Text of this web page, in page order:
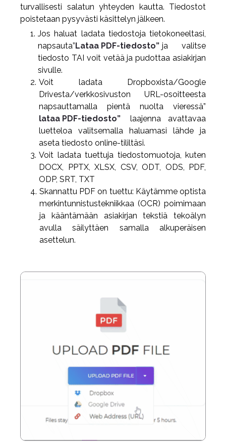
turvallisesti salatun yhteyden kautta. Tiedostot
poistetaan pysyvästi käsittelyn jälkeen.
Jos haluat ladata tiedostoja tietokoneeltasi,
napsauta”Lataa PDF-tiedosto” ja valitse
tiedosto TAI voit vetää ja pudottaa asiakirjan
sivulle.
Voit ladata Dropboxista/Google
Drivesta/verkkosivuston URL-osoitteesta
napsauttamalla pientä nuolta vieressä”
lataa PDF-tiedosto”
laajenna avattavaa
luetteloa valitsemalla haluamasi lähde ja
aseta tiedosto online-tililtäsi.
Voit ladata tuettuja tiedostomuotoja, kuten
DOCX, PPTX, XLSX, CSV, ODT, ODS, PDF,
ODP, SRT, TXT
Skannattu PDF on tuettu: Käytämme optista
merkintunnistustekniikkaa (OCR) poimimaan
ja kääntämään asiakirjan tekstiä tekoälyn
avulla säilyttäen samalla alkuperäisen
asettelun.